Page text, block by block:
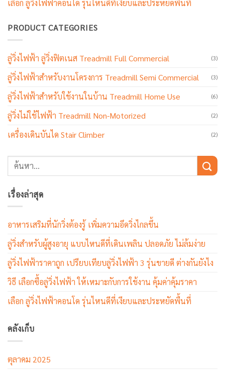
เลือก ลู่วิ่งไฟฟ้าคอนโด รุ่นไหนดีที่เงียบและประหยัดพื้นที่
PRODUCT CATEGORIES
ลู่วิ่งไฟฟ้า ลู่วิ่งฟิตเนส Treadmill Full Commercial (3)
ลู่วิ่งไฟฟ้าสำหรับงานโครงการ Treadmill Semi Commercial (3)
ลู่วิ่งไฟฟ้าสำหรับใช้งานในบ้าน Treadmill Home Use (6)
ลู่วิ่งไม่ใช้ไฟฟ้า Treadmill Non-Motorized (2)
เครื่องเดินบันได Stair Climber (2)
เรื่องล่าสุด
อาหารเสริมที่นักวิ่งต้องรู้ เพิ่มความอึดวิ่งไกลขึ้น
ลู่วิ่งสำหรับผู้สูงอายุ แบบไหนดีที่เดินเพลิน ปลอดภัย ไม่ล้มง่าย
ลู่วิ่งไฟฟ้าราคาถูก เปรียบเทียบลู่วิ่งไฟฟ้า 3 รุ่นขายดี ต่างกันยังไง
วิธี เลือกซื้อลู่วิ่งไฟฟ้า ให้เหมาะกับการใช้งาน คุ้มค่าคุ้มราคา
เลือก ลู่วิ่งไฟฟ้าคอนโด รุ่นไหนดีที่เงียบและประหยัดพื้นที่
คลังเก็บ
ตุลาคม 2025